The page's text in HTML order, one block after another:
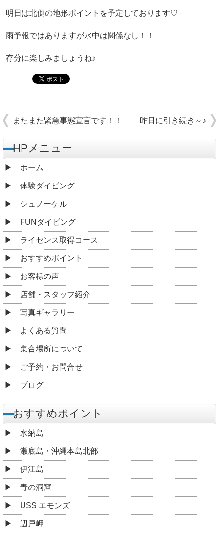
明日は北側の地形ポイントを予定しております♡
雨予報ではありますが水中は関係なし！！
存分に楽しみましょうね♪
またまた緊急事態宣言です！！ 昨日に引き続き～♪
HPメニュー
ホーム
体験ダイビング
シュノーケル
FUNダイビング
ライセンス取得コース
おすすめポイント
お客様の声
店舗・スタッフ紹介
写真ギャラリー
よくある質問
集合場所について
ご予約・お問合せ
ブログ
おすすめポイント
水納島
瀬底島・沖縄本島北部
伊江島
青の洞窟
USS エモンズ
辺戸岬